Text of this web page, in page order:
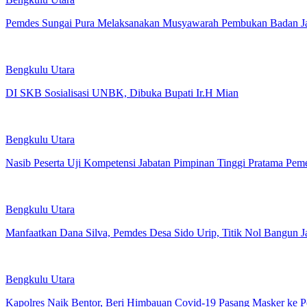
Pemdes Sungai Pura Melaksanakan Musyawarah Pembukan Badan
Bengkulu Utara
DI SKB Sosialisasi UNBK, Dibuka Bupati Ir.H Mian
Bengkulu Utara
Nasib Peserta Uji Kompetensi Jabatan Pimpinan Tinggi Pratama
Bengkulu Utara
Manfaatkan Dana Silva, Pemdes Desa Sido Urip, Titik Nol Bangun
Bengkulu Utara
Kapolres Naik Bentor, Beri Himbauan Covid-19 Pasang Masker ke